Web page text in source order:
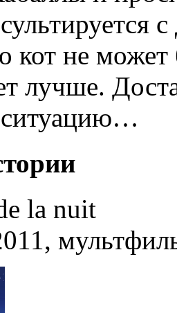
кот не
лучше.
la nuit